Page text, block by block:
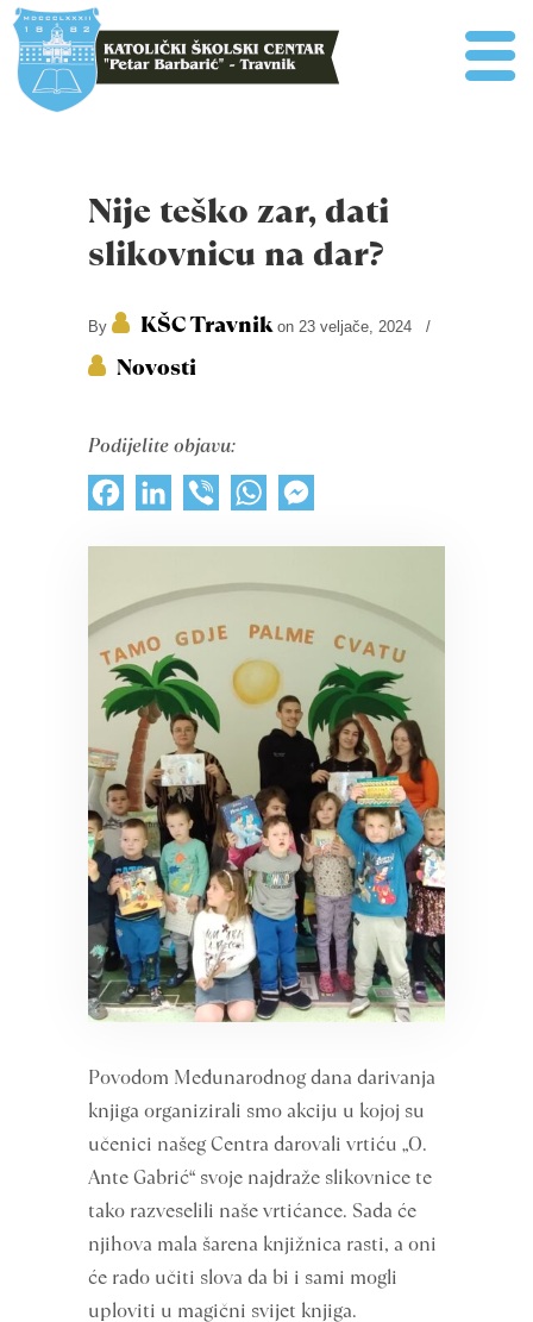
Nije teško zar, dati
slikovnicu na dar?
By KŠC Travnikon 23 veljače, 2024 /
Novosti
Podijelite objavu:
FacebookLinkedInViber WhatsApp
Povodom Međunarodnog dana darivanja
knjiga organizirali smo akciju u kojoj su
učenici našeg Centra darovali vrtiću „O.
Ante Gabrić“ svoje najdraže slikovnice te
tako razveselili naše vrtićance. Sada će
njihova mala šarena knjižnica rasti, a oni
će rado učiti slova da bi i sami mogli
uploviti u magični svijet knjiga.